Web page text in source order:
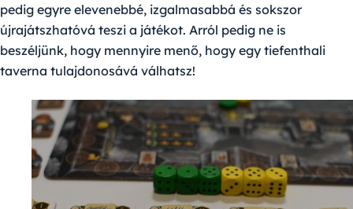
pedig egyre elevenebbé, izgalmasabbá és sokszor
újrajátszhatóvá teszi a játékot. Arról pedig ne is
beszéljünk, hogy mennyire menő, hogy egy tiefenthali
taverna tulajdonosává válhatsz!